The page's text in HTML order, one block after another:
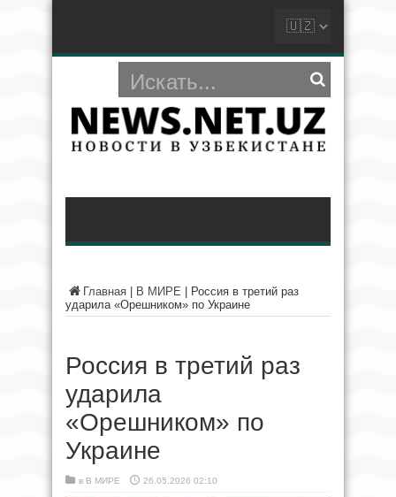
Главная В МИРЕ
Россия в третий раз
ударила «Орешником» по Украине
Россия в третий раз
ударила
«Орешником» по
Украине
в В МИРЕ 26.05.2026 02:10